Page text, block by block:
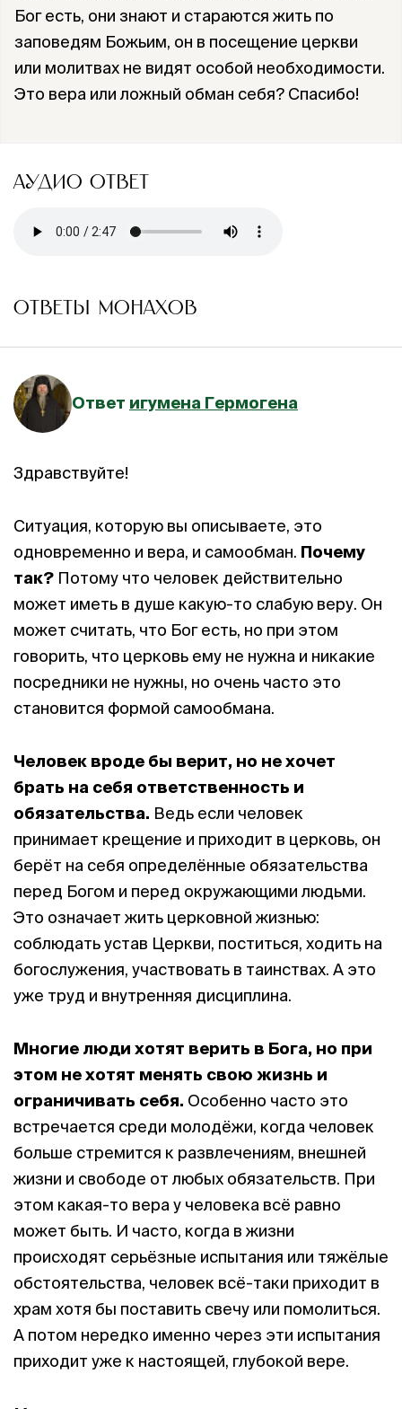
Бог есть, они знают и стараются жить по
заповедям Божьим, он в посещение церкви
или молитвах не видят особой необходимости.
Это вера или ложный обман себя? Спасибо!
АУДИО ОТВЕТ
ОТВЕТЫ МОНАХОВ
Ответ игумена Гермогена
Здравствуйте!
Ситуация, которую вы описываете, это
одновременно и вера, и самообман. Почему
так? Потому что человек действительно
может иметь в душе какую-то слабую веру. Он
может считать, что Бог есть, но при этом
говорить, что церковь ему не нужна и никакие
посредники не нужны, но очень часто это
становится формой самообмана.
Человек вроде бы верит, но не хочет
брать на себя ответственность и
обязательства. Ведь если человек
принимает крещение и приходит в церковь, он
берёт на себя определённые обязательства
перед Богом и перед окружающими людьми.
Это означает жить церковной жизнью:
соблюдать устав Церкви, поститься, ходить на
богослужения, участвовать в таинствах. А это
уже труд и внутренняя дисциплина.
Многие люди хотят верить в Бога, но при
этом не хотят менять свою жизнь и
ограничивать себя. Особенно часто это
встречается среди молодёжи, когда человек
больше стремится к развлечениям, внешней
жизни и свободе от любых обязательств. При
этом какая-то вера у человека всё равно
может быть. И часто, когда в жизни
происходят серьёзные испытания или тяжёлые
обстоятельства, человек всё-таки приходит в
храм хотя бы поставить свечу или помолиться.
А потом нередко именно через эти испытания
приходит уже к настоящей, глубокой вере.